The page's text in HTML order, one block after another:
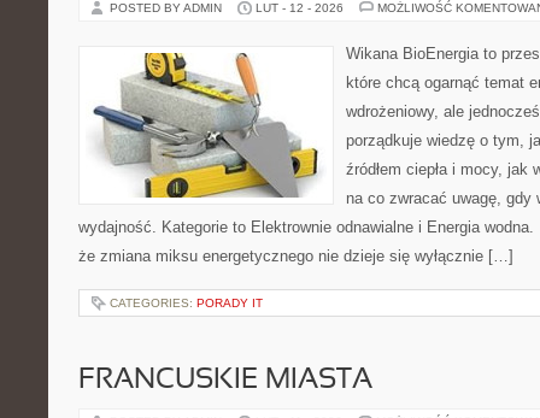
POSTED BY ADMIN LUT - 12 - 2026 MOŻLIWOŚĆ
Wikana BioEnergia to
które chcą ogarnąć temat
wdrożeniowy, ale
porządkuje wiedzę o tym,
źródłem ciepła i mocy, jak
na co zwracać uwagę, gdy
wydajność. Kategorie to Elektrownie odnawialne i Energia
że zmiana miksu energetycznego nie dzieje się wyłącznie […]
CATEGORIES: PORADY IT
FRANCUSKIE MIASTA